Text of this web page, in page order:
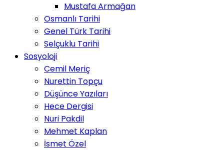
Mustafa Armağan
Osmanlı Tarihi
Genel Türk Tarihi
Selçuklu Tarihi
Sosyoloji
Cemil Meriç
Nurettin Topçu
Düşünce Yazıları
Hece Dergisi
Nuri Pakdil
Mehmet Kaplan
İsmet Özel